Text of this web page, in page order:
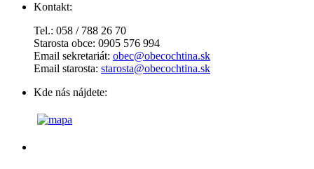
Kontakt:
Tel.: 058 / 788 26 70
Starosta obce: 0905 576 994
Email sekretariát: obec@obecochtina.sk
Email starosta: starosta@obecochtina.sk
Kde nás nájdete: